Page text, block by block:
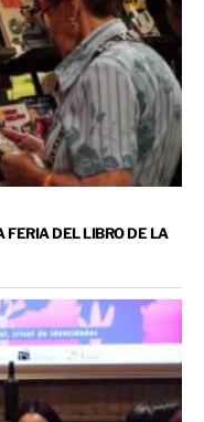
FERIA DEL LIBRO DE LA